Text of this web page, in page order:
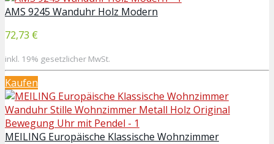
AMS 9245 Wanduhr Holz Modern
72,73 €
inkl. 19% gesetzlicher MwSt.
Kaufen
MEILING Europäische Klassische Wohnzimmer